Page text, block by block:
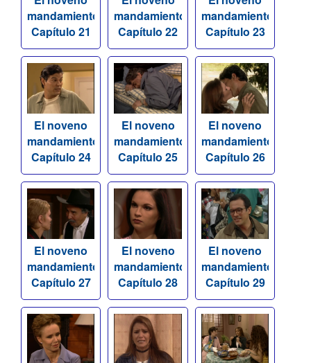
mandamiento
Capítulo 21
mandamiento
Capítulo 22
mandamiento
Capítulo 23
El noveno
mandamiento
Capítulo 24
El noveno
mandamiento
Capítulo 25
El noveno
mandamiento
Capítulo 26
El noveno
mandamiento
Capítulo 27
El noveno
mandamiento
Capítulo 28
El noveno
mandamiento
Capítulo 29